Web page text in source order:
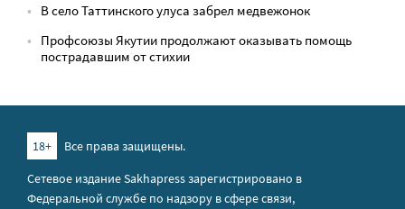
В село Таттинского улуса забрел медвежонок
Профсоюзы Якутии продолжают оказывать помощь
пострадавшим от стихии
18+
Все права защищены.
Сетевое издание Sakhapress зарегистрировано в
Федеральной службе по надзору в сфере связи,